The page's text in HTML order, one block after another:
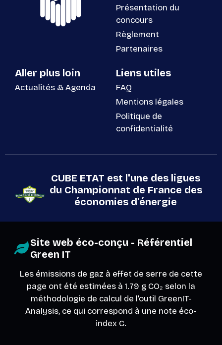
Présentation du
concours
Règlement
Partenaires
Aller plus loin
Actualités & Agenda
Liens utiles
FAQ
Mentions légales
Politique de
confidentialité
CUBE ETAT est l'une des ligues
du Championnat de France des
économies d'énergie
Site web éco-conçu - Référentiel
Green IT
Les émissions de gaz à effet de serre de cette
page ont été estimées à 1.79 g CO₂ selon la
méthodologie de calcul de l’outil GreenIT-
Analysis, ce qui correspond à une note éco-
index C.